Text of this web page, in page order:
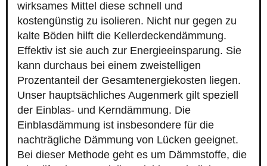
wirksames Mittel diese schnell und
kostengünstig zu isolieren. Nicht nur gegen zu
kalte Böden hilft die Kellerdeckendämmung.
Effektiv ist sie auch zur Energieeinsparung. Sie
kann durchaus bei einem zweistelligen
Prozentanteil der Gesamtenergiekosten liegen.
Unser hauptsächliches Augenmerk gilt speziell
der Einblas- und Kerndämmung. Die
Einblasdämmung ist insbesondere für die
nachträgliche Dämmung von Lücken geeignet.
Bei dieser Methode geht es um Dämmstoffe, die